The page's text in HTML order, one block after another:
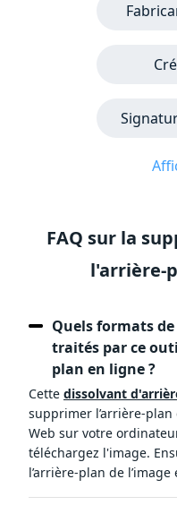
FAQ sur la
l'arrière-
Quels formats
traités par ce
plan en ligne ?
Cette dissolvant
supprimer l’arrière-plan
Web sur votre
téléchargez l'image.
l’arrière-plan de